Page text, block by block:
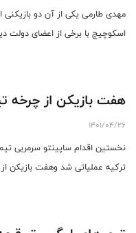
مهدی طارمی یکی از آن دو
اسکوچیچ با برخی از اعضای دولت
هفت بازیکن از چرخه
1401/04/26
نخستین اقدام ساپینتو سرمربی
ترکیه عملیاتی شد وهفت بازیکن